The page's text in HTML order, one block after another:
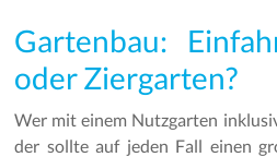
Träume
Gartengestaltung
Gartenbau
Gartenbau:
oder Ziergarten?
Wer mit einem Nutzgarten
der sollte auf jeden Fall einen